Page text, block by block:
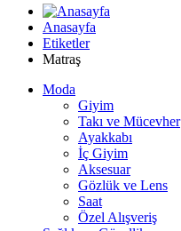
Anasayfa
Etiketler
Matraş
Moda
Giyim
Takı ve Mücevher
Ayakkabı
İç Giyim
Aksesuar
Gözlük ve Lens
Saat
Özel Alışveriş